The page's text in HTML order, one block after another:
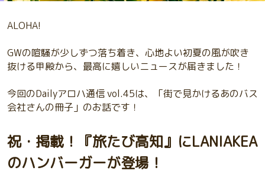
ALOHA!
GWの喧騒が少しずつ落ち着き、心地よい初夏の風が吹き
抜ける甲殿から、最高に嬉しいニュースが届きました！
今回のDailyアロハ通信 vol.45は、「街で見かけるあのバス
会社さんの冊子」のお話です！
祝・掲載！『旅たび高知』にLANIAKEA
のハンバーガーが登場！